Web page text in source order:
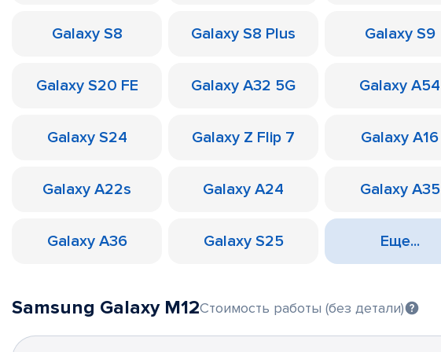
Galaxy S8 Galaxy S8 Plus Galaxy S9
Galaxy S20 FE Galaxy A32 5G Galaxy A54
Galaxy S24 Galaxy Z Flip 7 Galaxy A16
Galaxy A22s Galaxy A24 Galaxy A35
Galaxy A36 Galaxy S25 Еще...
Samsung Galaxy M12Стоимость работы (без детали)